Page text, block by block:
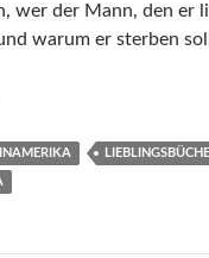
wer der Mann, den er
warum er sterben
sentimentalen Killers